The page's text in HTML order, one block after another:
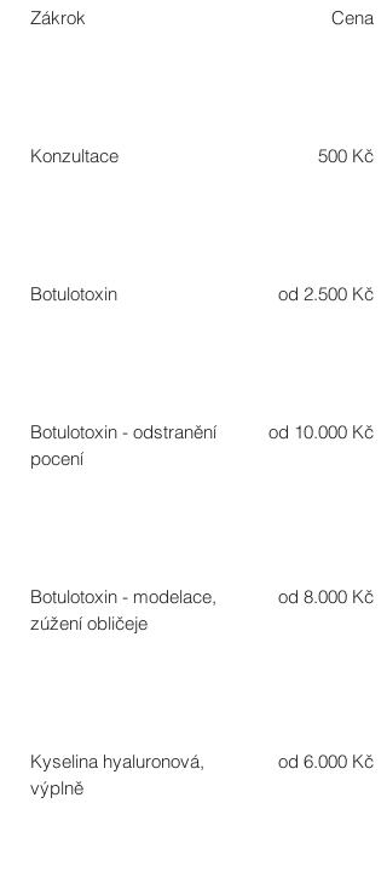
Zákrok Cena
Konzultace 500 Kč
Botulotoxin od 2.500 Kč
Botulotoxin - odstranění
pocení
od 10.000 Kč
Botulotoxin - modelace,
zúžení obličeje
od 8.000 Kč
Kyselina hyaluronová,
výplně
od 6.000 Kč